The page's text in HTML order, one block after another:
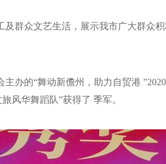
群众文艺生活，展示我市广大群众积
办的“舞动新儋州，助力自贸港
风华舞蹈队”获得了 季军。